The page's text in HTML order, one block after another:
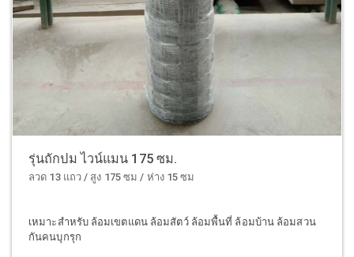
รุ่นถักปม ไวน์แมน 175 ซม.
ลวด 13 แถว / สูง 175 ซม / ห่าง 15 ซม
เหมาะสำหรับ ล้อมเขตแดน ล้อมสัตว์ ล้อมพื้นที่ ล้อมบ้าน ล้อมสวน
กันคนบุกรุก